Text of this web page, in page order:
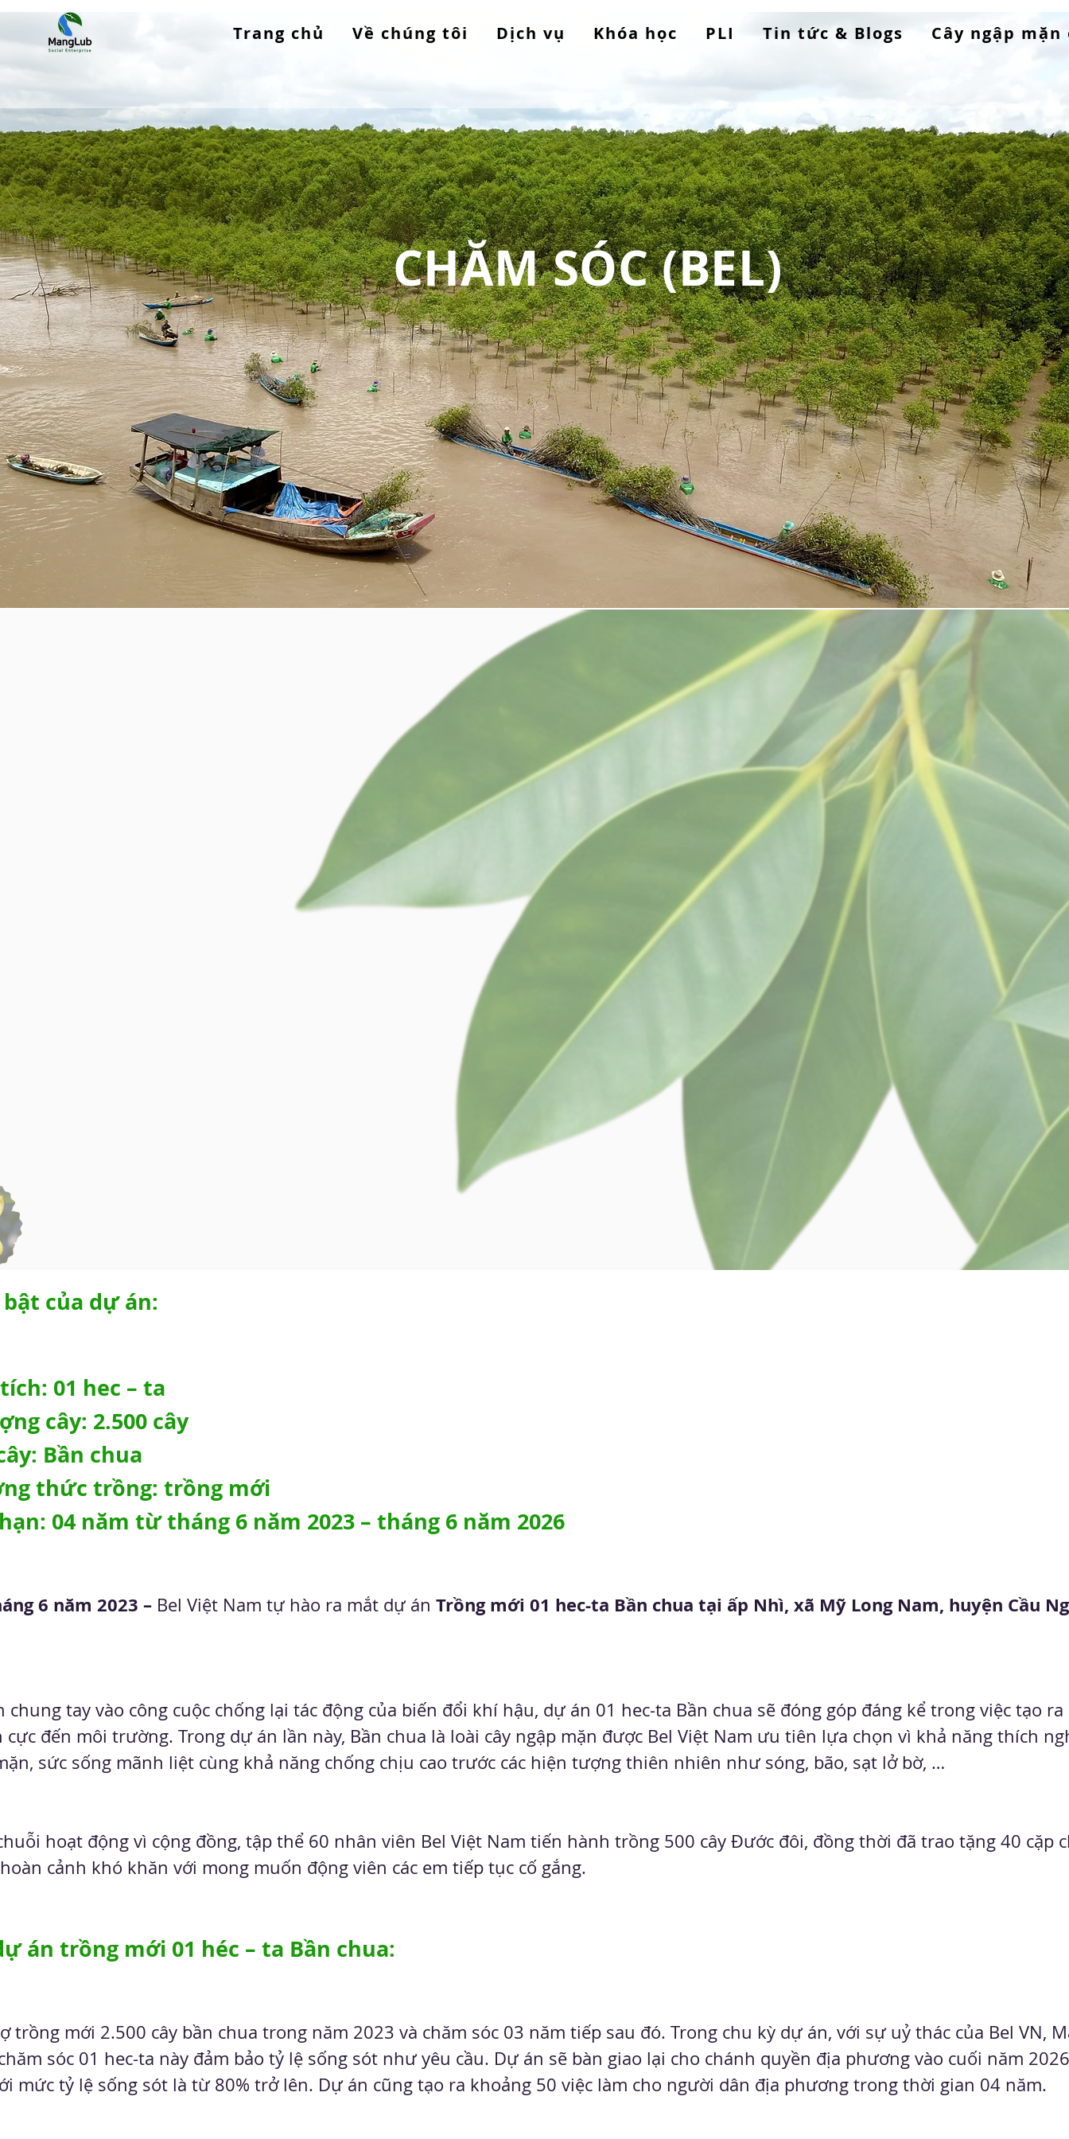
Trang chủ Về chúng tôi Dịch vụ Khóa học PLI Tin tức & Blogs Cây ngập
CHĂM SÓC (BEL)
của dự án:
01 hec – ta
cây: 2.500 cây
Bần chua
thức trồng: trồng mới
04 năm từ tháng 6 năm 2023 – tháng 6 năm 2026
6 năm 2023 – Bel Việt Nam tự hào ra mắt dự án Trồng mới 01 hec-ta Bần chua tại ấp Nhì, xã Mỹ Long Nam, huyện Cầu
chung tay vào công cuộc chống lại tác động của biến đổi khí hậu, dự án 01 hec-ta Bần chua sẽ đóng góp đáng kể trong việc tạo
cực đến môi trường. Trong dự án lần này, Bần chua là loài cây ngập mặn được Bel Việt Nam ưu tiên lựa chọn vì khả năng thích
sức sống mãnh liệt cùng khả năng chống chịu cao trước các hiện tượng thiên nhiên như sóng, bão, sạt lở bờ, …
hoạt động vì cộng đồng, tập thể 60 nhân viên Bel Việt Nam tiến hành trồng 500 cây Đước đôi, đồng thời đã trao tặng 40 cặp
cảnh khó khăn với mong muốn động viên các em tiếp tục cố gắng.
án trồng mới 01 héc – ta Bần chua:
trồng mới 2.500 cây bần chua trong năm 2023 và chăm sóc 03 năm tiếp sau đó. Trong chu kỳ dự án, với sự uỷ thác của Bel VN,
sóc 01 hec-ta này đảm bảo tỷ lệ sống sót như yêu cầu. Dự án sẽ bàn giao lại cho chánh quyền địa phương vào cuối năm
mức tỷ lệ sống sót là từ 80% trở lên. Dự án cũng tạo ra khoảng 50 việc làm cho người dân địa phương trong thời gian 04 năm.